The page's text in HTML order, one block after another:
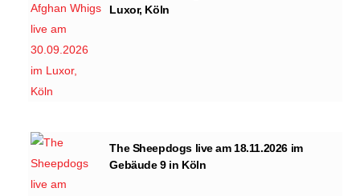
Luxor, Köln
The Sheepdogs live am 18.11.2026 im
Gebäude 9 in Köln